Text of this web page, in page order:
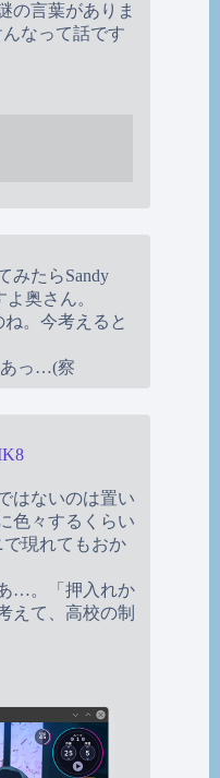
の言葉がありま
なって話です
みたらSandy
奥さん。
。今考えると
っ…(察
はないのは置い
色々するくらい
で現れてもおか
…。「押入れか
えて、高校の制